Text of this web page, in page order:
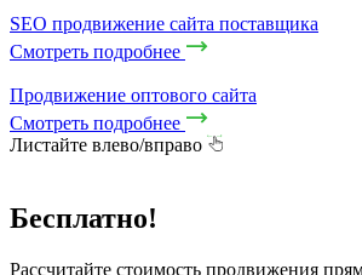
SEO продвижение сайта поставщика
Смотреть подробнее
Продвижение оптового сайта
Смотреть подробнее
Листайте влево/вправо
Бесплатно!
Рассчитайте стоимость продвижения